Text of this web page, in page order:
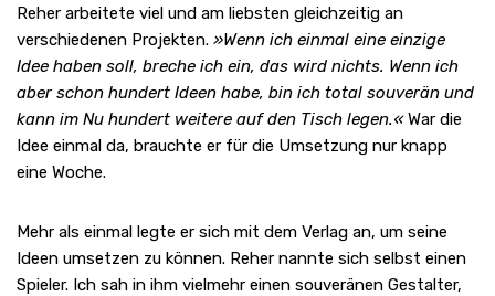
Reher arbeitete viel und am liebsten gleichzeitig an
verschiedenen Projekten. »Wenn ich einmal eine einzige
Idee haben soll, breche ich ein, das wird nichts. Wenn ich
aber schon hundert Ideen habe, bin ich total souverän und
kann im Nu hundert weitere auf den Tisch legen.«War die
Idee einmal da, brauchte er für die Umsetzung nur knapp
eine Woche.
Mehr als einmal legte er sich mit dem Verlag an, um seine
Ideen umsetzen zu können. Reher nannte sich selbst einen
Spieler. Ich sah in ihm vielmehr einen souveränen Gestalter,